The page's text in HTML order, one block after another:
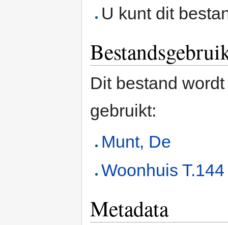
U kunt dit
Dit bestand
gebruikt:
Munt, De
Woonhuis T.144
Metadata